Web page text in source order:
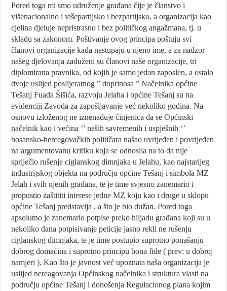
Pored toga mi smo udruženje građana čije je članstvo i
višenacionalno i višepartijsko i bezpartijsko, a organizacija kao
cjelina djeluje nepristrasno i bez političkog angažmana, tj. u
skladu sa zakonom. Poštivanje ovog principa poštuju svi
članovi organizacije kada nastupaju u njeno ime, a za nadzor
našeg djelovanja zaduženi su članovi naše organizacije, tri
diplomirana pravnika, od kojih je samo jedan zaposlen, a ostalo
dvoje uslijed poslijeratnog ” doprinosa ” Načelnika općine
Tešanj Fuada Šišića, razvoju Jelaha i općine Tešanj su na
evidenciji Zavoda za zapošljavanje već nekoliko godina. Na
osnovu izloženog ne iznenađuje činjenica da se Općinski
načelnik kao i većina ‘’ naših savremenih i uspješnih ‘’
bosansko-hercegovačkih političara našao uvrijeđen i povrijeđen
na argumentovanu kritiku koja se odnosila na to da nije
spriječio rušenje ciglanskog dimnjaka u Jelahu, kao najstarijeg
industrijskog objekta na području općine Tešanj i simbola MZ
Jelah i svih njenih građana, te je time svjesno zanemario i
propustio zaštititi interese jedne MZ koju kao i druge u sklopu
općine Tešanj predstavlja , a što je bio dužan. Pored toga
apsolutno je zanemario potpise preko hiljadu građana koji su u
nekoliko dana potpisivanje peticije jasno rekli ne rušenju
ciglanskog dimnjaka, te je time postupio suprotno ponašanju
dobrog domaćina i suprotno principu bona fide ( prev: u dobroj
namjeri ). Kao što je javnost već upoznata naša organizacija je
uslijed nereagovanja Općinskog načelnika i struktura vlasti na
području općine Tešanj i donošenja Regulacionog plana kojim